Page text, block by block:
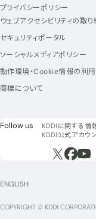
プライバシーポリシー
ウェブアクセシビリティの取り
セキュリティポータル
ソーシャルメディアポリシー
動作環境・Cookie情報の利
商標について
Follow us フォローアス
KDDIに関する情
KDDI公式アカウ
新規ウィン
新規ウ
新規
ENGLISH
COPYRIGHT © KDDI